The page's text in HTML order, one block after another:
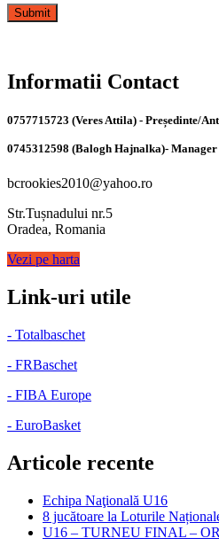
Informatii Contact
0757715723 (Veres Attila) - Președinte/
0745312598 (Balogh Hajnalka)-
bcrookies2010@yahoo.ro
Str.Tușnadului nr.5
Oradea, Romania
Vezi pe harta
Link-uri utile
- Totalbaschet
- FRBaschet
- FIBA Europe
- EuroBasket
Articole recente
Echipa Naţională U16
8 jucătoare la Loturile
U16 – TURNEU FINAL –